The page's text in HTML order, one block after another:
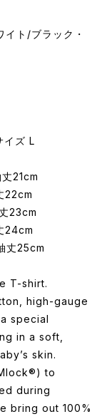
ト/ブラック・
イズ L
21cm
22cm
23cm
24cm
丈25cm
T-shirt.
high-gauge
special
in a soft,
skin.
to
during
bring out 100%